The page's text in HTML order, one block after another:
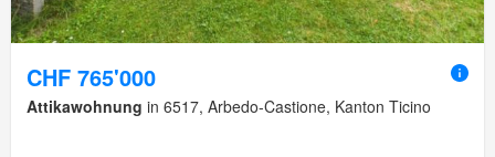
CHF 765'000
Attikawohnung in 6517, Arbedo-Castione, Kanton Ticino